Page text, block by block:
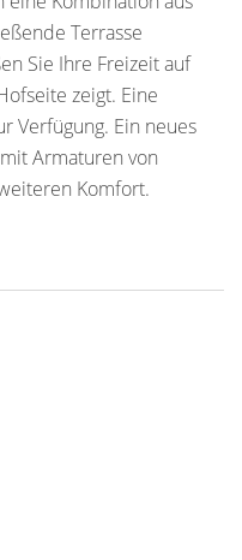
Terrasse
Sie Ihre Freizeit auf
zeigt. Eine
Verfügung. Ein neues
Armaturen von
Komfort.